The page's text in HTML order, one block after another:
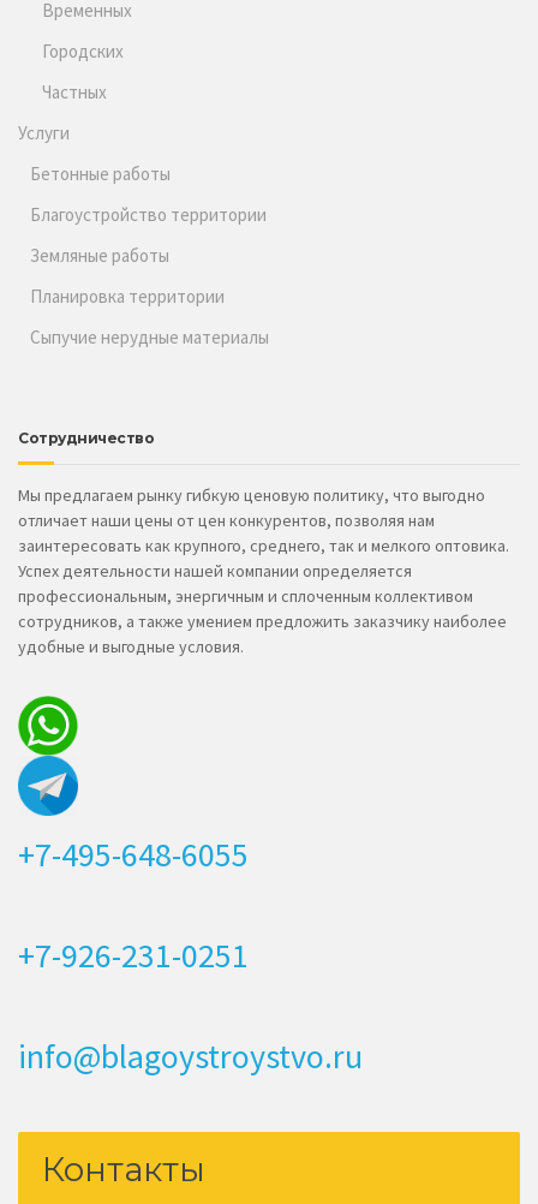
Временных
Городских
Частных
Услуги
Бетонные работы
Благоустройство территории
Земляные работы
Планировка территории
Сыпучие нерудные материалы
Сотрудничество
Мы предлагаем рынку гибкую ценовую политику, что выгодно
отличает наши цены от цен конкурентов, позволяя нам
заинтересовать как крупного, среднего, так и мелкого оптовика.
Успех деятельности нашей компании определяется
профессиональным, энергичным и сплоченным коллективом
сотрудников, а также умением предложить заказчику наиболее
удобные и выгодные условия.
+7-495-648-6055
+7-926-231-0251
info@blagoystroystvo.ru
Контакты